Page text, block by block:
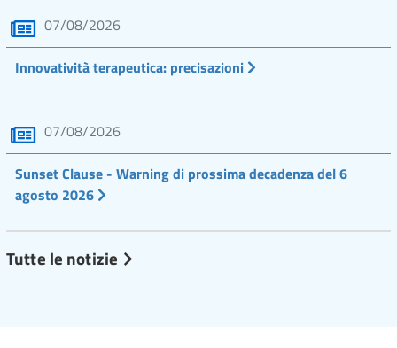
07/08/2026
Innovatività terapeutica: precisazioni
07/08/2026
Sunset Clause - Warning di prossima decadenza del 6
agosto 2026
Tutte le notizie